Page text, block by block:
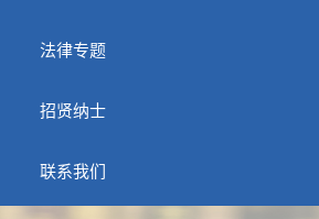
法律专题
招贤纳士
联系我们